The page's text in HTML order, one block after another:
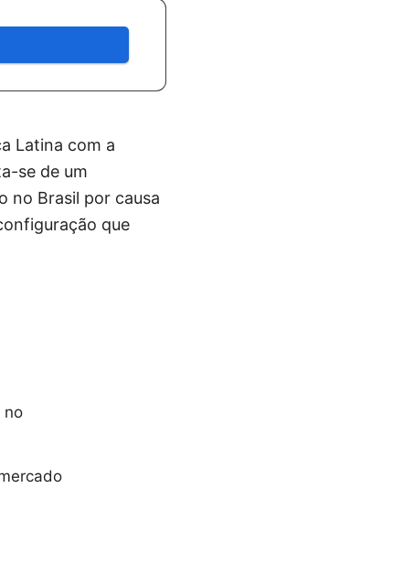
Latina com a
se de um
no Brasil por causa
que
no